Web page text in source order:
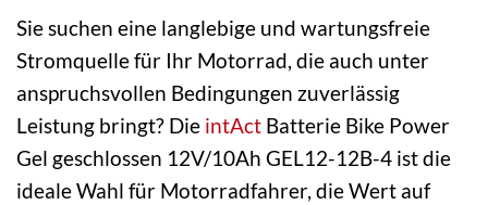
Sie suchen eine langlebige und wartungsfreie
Stromquelle für Ihr Motorrad, die auch unter
anspruchsvollen Bedingungen zuverlässig
Leistung bringt? Die intAct Batterie Bike Power
Gel geschlossen 12V/10Ah GEL12-12B-4 ist die
ideale Wahl für Motorradfahrer, die Wert auf